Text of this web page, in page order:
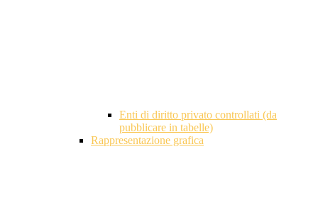
Enti di diritto privato controllati (da
pubblicare in tabelle)
Rappresentazione grafica